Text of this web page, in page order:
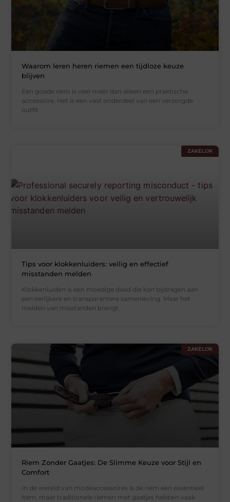
Waarom leren heren riemen een tijdloze keuze
blijven
Een goede riem is veel meer dan alleen een praktische
accessoire. Het is een vast onderdeel van een verzorgde
outfit
ZAKELIJK
Tips voor klokkenluiders: veilig en effectief
misstanden melden
Klokkenluiden is een moedige daad die kan bijdragen aan
een eerlijkere en transparantere samenleving. Maar het
melden van misstanden brengt
ZAKELIJK
Riem Zonder Gaatjes: De Slimme Keuze voor Stijl en
Comfort
In de wereld van modeaccessoires is de riem een essentieel
item, maar traditionele riemen met gaatjes hebben vaak